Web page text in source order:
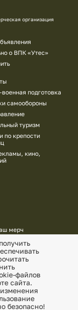
организация
о ВПК «Утес»
подготовка
самообороны
туризм
по крепости
кино,
мерч
файлов
сайта.
безопасно!